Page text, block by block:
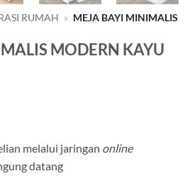
RUMAH » MEJA BAYI MINIMALIS
MODERN KAYU
melalui jaringan online
datang